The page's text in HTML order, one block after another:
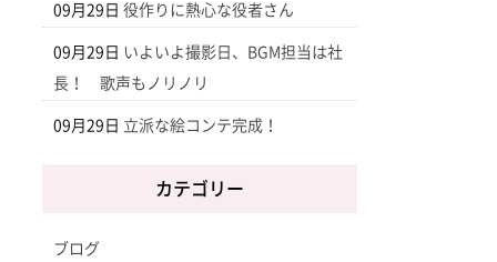
09月29日 役作りに熱心な役者さん
09月29日 いよいよ撮影日、BGM担当は社
長！ 歌声もノリノリ
09月29日 立派な絵コンテ完成！
カテゴリー
ブログ